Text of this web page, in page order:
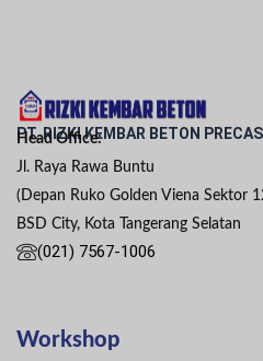
PT. RIZKI KEMBAR BETON
Head Office:
Jl. Raya Rawa Buntu
(Depan Ruko Golden Viena Sektor
BSD City, Kota Tangerang Selatan
(021) 7567-1006
Workshop